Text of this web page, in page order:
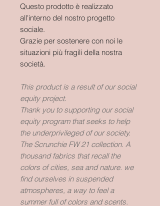
Questo prodotto è realizzato
all'interno del nostro progetto
sociale.
Grazie per sostenere con noi le
situazioni più fragili della nostra
società.
This product is a result of our social
equity project.
Thank you to supporting our social
equity program that seeks to help
the underprivileged of our society.
The Scrunchie FW 21 collection. A
thousand fabrics that recall the
colors of cities, sea and nature. we
find ourselves in suspended
atmospheres, a way to feel a
summer full of colors and scents.